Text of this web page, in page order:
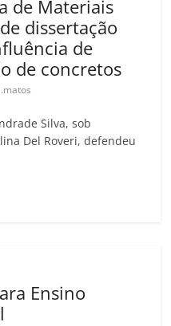
de Materiais
dissertação
de
de concretos
Silva, sob
Del Roveri, defendeu
Ensino